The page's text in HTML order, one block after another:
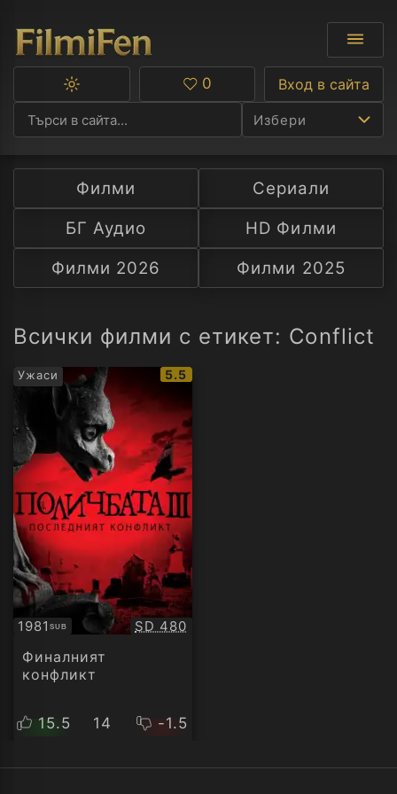
Избери
Ф
С
А
Превключване
тъмна
тема
Любими
0 Вход в сайта
Филми
Сериали
БГ Аудио
HD Филми
Филми 2026
Филми 2025
Всички филми с етикет: Conflict
Ужаси
IMDb
5.5
1981SUB
Субтитри Качество:
SD 480
Финалният
конфликт
15.5 14 -1.5